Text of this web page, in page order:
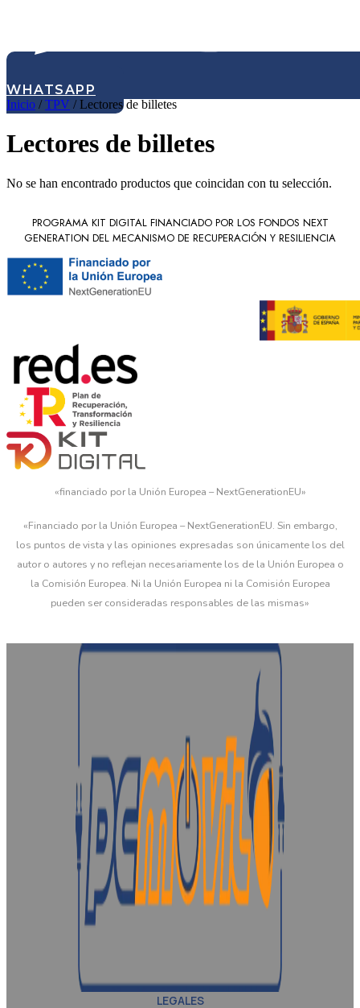
WHATSAPP
Inicio /TPV / Lectores de billetes
Lectores de billetes
No se han encontrado productos que coincidan con tu selección.
PROGRAMA KIT DIGITAL FINANCIADO POR LOS FONDOS NEXT
GENERATION DEL MECANISMO DE RECUPERACIÓN Y RESILIENCIA
«financiado por la Unión Europea – NextGenerationEU»
«Financiado por la Unión Europea – NextGenerationEU. Sin embargo,
los puntos de vista y las opiniones expresadas son únicamente los del
autor o autores y no reflejan necesariamente los de la Unión Europea o
la Comisión Europea. Ni la Unión Europea ni la Comisión Europea
pueden ser consideradas responsables de las mismas»
LEGALES